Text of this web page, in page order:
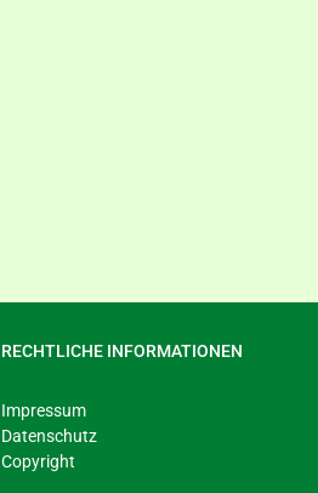
RECHTLICHE INFORMATIONEN
Impressum
Datenschutz
Copyright